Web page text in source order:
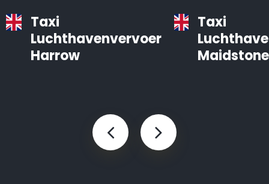
Taxi
Luchthavenvervoer
Harrow
Taxi
Maidstone